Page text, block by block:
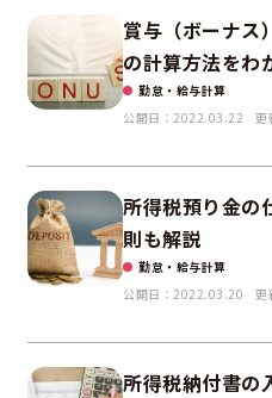
賞与（ボーナス
の計算方法をわ
勤怠・給与計算
公開日：2022.03.22
更
所得税預り金の
則も解説
勤怠・給与計算
公開日：2022.03.20
更
所得税納付書の